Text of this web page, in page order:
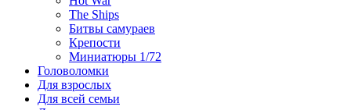
The Ships
Битвы самураев
Крепости
Миниатюры 1/72
Головоломки
Для взрослых
Для всей семьи